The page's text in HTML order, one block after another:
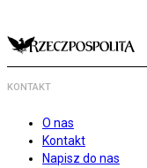
KONTAKT
O nas
Kontakt
Napisz do nas